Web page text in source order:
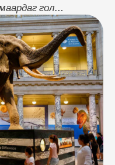
гол
хүрээлэн
лхагва гарагт
Засгийн газрын
22-ноос хэсэгчлэн
“Хэдийгээр
хэсэгчлэн
болон Үндэсний
1 …